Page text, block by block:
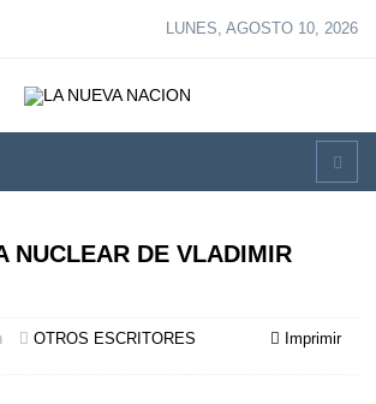
LUNES, AGOSTO 10, 2026
NUCLEAR DE VLADIMIR
Imprimir
OTROS ESCRITORES